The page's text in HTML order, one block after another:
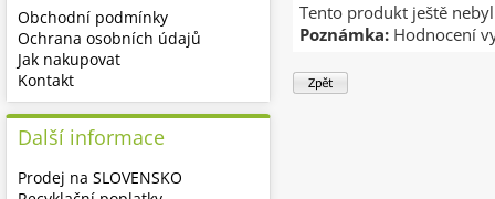
Tento produkt ještě
Poznámka: Hodnocení
Obchodní podmínky
Ochrana osobních údajů
Jak nakupovat
Kontakt
Další informace
Prodej na SLOVENSKO